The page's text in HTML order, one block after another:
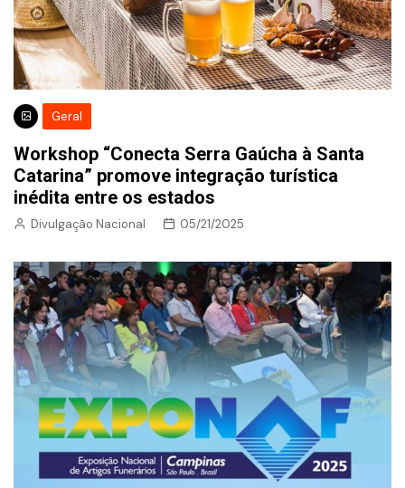
Geral
Workshop “Conecta Serra Gaúcha à Santa
Catarina” promove integração turística
inédita entre os estados
Divulgação Nacional 05/21/2025